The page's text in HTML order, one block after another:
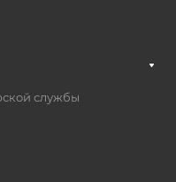
службы